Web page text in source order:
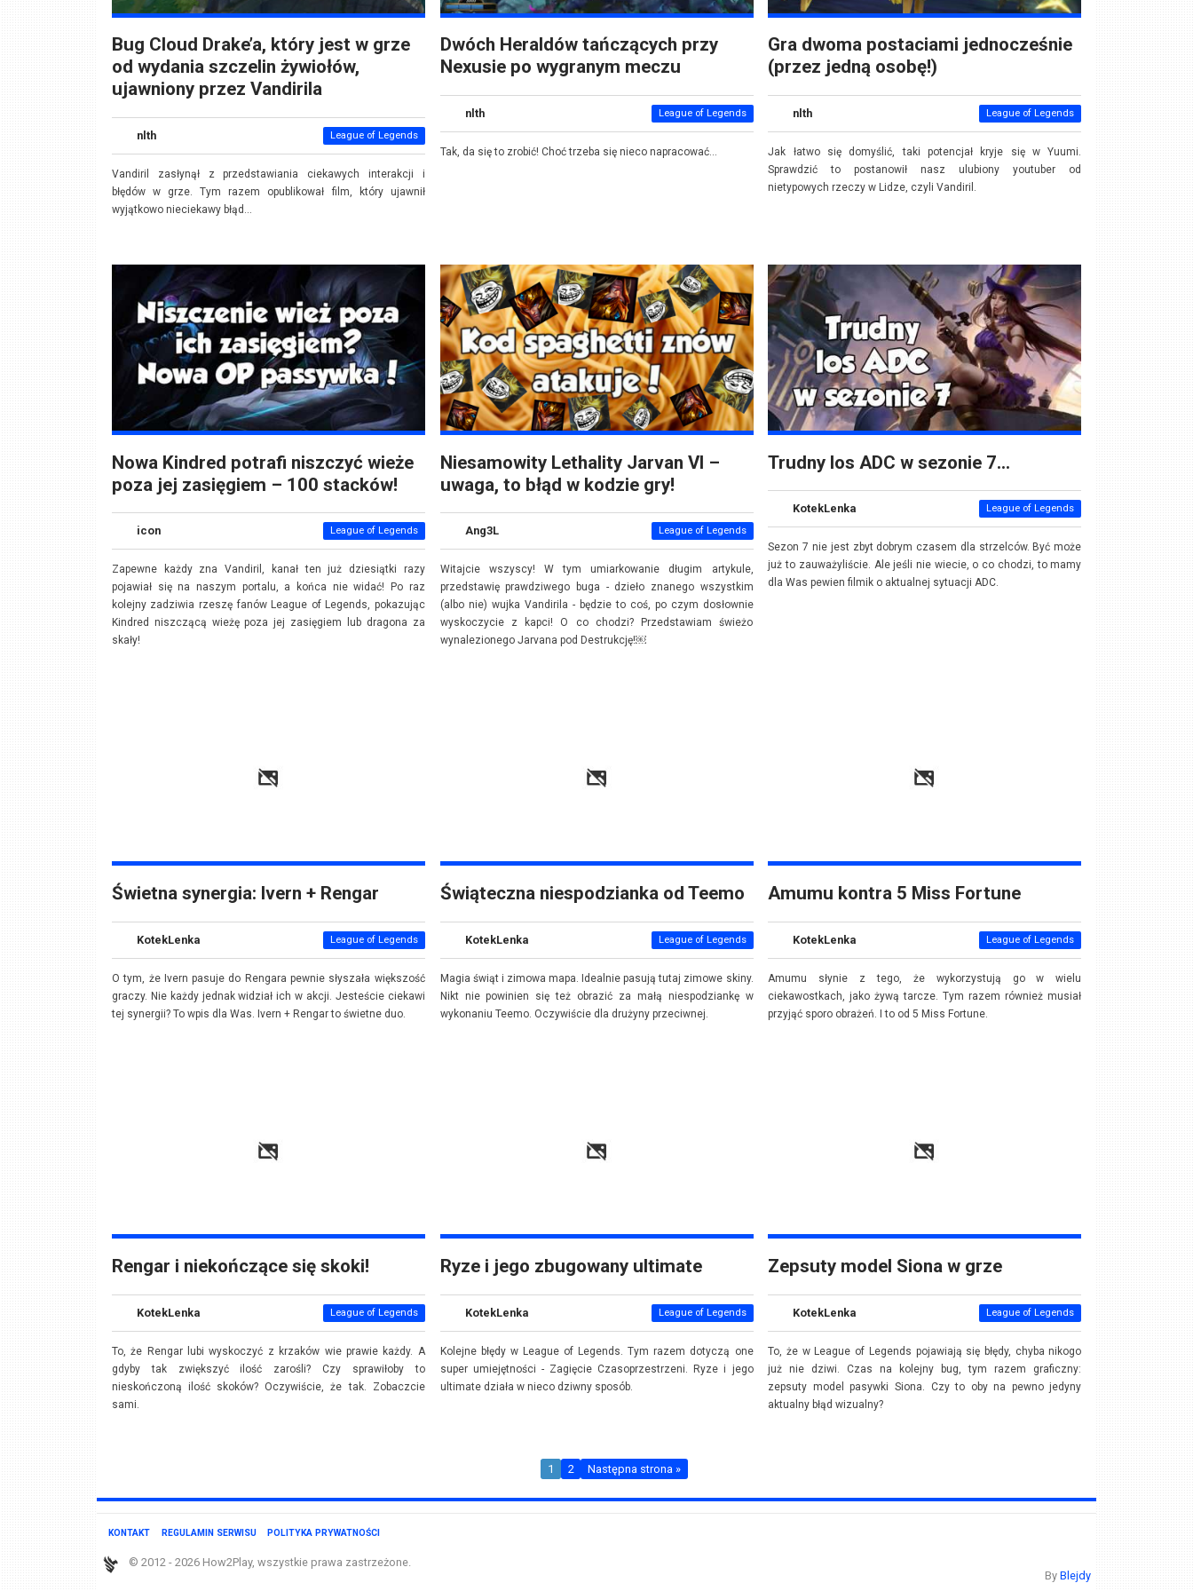
Bug Cloud Drake’a, który jest w grze
od wydania szczelin żywiołów,
ujawniony przez Vandirila
nlth League of Legends
Vandiril zasłynął z przedstawiania ciekawych interakcji i
błędów w grze. Tym razem opublikował film, który ujawnił
wyjątkowo nieciekawy błąd...
Dwóch Heraldów tańczących przy
Nexusie po wygranym meczu
nlth League of Legends
Tak, da się to zrobić! Choć trzeba się nieco napracować...
Gra dwoma postaciami jednocześnie
(przez jedną osobę!)
nlth League of Legends
Jak łatwo się domyślić, taki potencjał kryje się w Yuumi.
Sprawdzić to postanowił nasz ulubiony youtuber od
nietypowych rzeczy w Lidze, czyli Vandiril.
Nowa Kindred potrafi niszczyć wieże
poza jej zasięgiem – 100 stacków!
icon League of Legends
Zapewne każdy zna Vandiril, kanał ten już dziesiątki razy
pojawiał się na naszym portalu, a końca nie widać! Po raz
kolejny zadziwia rzeszę fanów League of Legends, pokazując
Kindred niszczącą wieżę poza jej zasięgiem lub dragona za
skały!
Niesamowity Lethality Jarvan VI –
uwaga, to błąd w kodzie gry!
Ang3L League of Legends
Witajcie wszyscy! W tym umiarkowanie długim artykule,
przedstawię prawdziwego buga - dzieło znanego wszystkim
(albo nie) wujka Vandirila - będzie to coś, po czym dosłownie
wyskoczycie z kapci! O co chodzi? Przedstawiam świeżo
wynalezionego Jarvana pod Destrukcję!￼
Trudny los ADC w sezonie 7…
KotekLenka League of Legends
Sezon 7 nie jest zbyt dobrym czasem dla strzelców. Być może
już to zauważyliście. Ale jeśli nie wiecie, o co chodzi, to mamy
dla Was pewien filmik o aktualnej sytuacji ADC.
Świetna synergia: Ivern + Rengar
KotekLenka League of Legends
O tym, że Ivern pasuje do Rengara pewnie słyszała większość
graczy. Nie każdy jednak widział ich w akcji. Jesteście ciekawi
tej synergii? To wpis dla Was. Ivern + Rengar to świetne duo.
Świąteczna niespodzianka od Teemo
KotekLenka League of Legends
Magia świąt i zimowa mapa. Idealnie pasują tutaj zimowe skiny.
Nikt nie powinien się też obrazić za małą niespodziankę w
wykonaniu Teemo. Oczywiście dla drużyny przeciwnej.
Amumu kontra 5 Miss Fortune
KotekLenka League of Legends
Amumu słynie z tego, że wykorzystują go w wielu
ciekawostkach, jako żywą tarcze. Tym razem również musiał
przyjąć sporo obrażeń. I to od 5 Miss Fortune.
Rengar i niekończące się skoki!
KotekLenka League of Legends
To, że Rengar lubi wyskoczyć z krzaków wie prawie każdy. A
gdyby tak zwiększyć ilość zarośli? Czy sprawiłoby to
nieskończoną ilość skoków? Oczywiście, że tak. Zobaczcie
sami.
Ryze i jego zbugowany ultimate
KotekLenka League of Legends
Kolejne błędy w League of Legends. Tym razem dotyczą one
super umiejętności - Zagięcie Czasoprzestrzeni. Ryze i jego
ultimate działa w nieco dziwny sposób.
Zepsuty model Siona w grze
KotekLenka League of Legends
To, że w League of Legends pojawiają się błędy, chyba nikogo
już nie dziwi. Czas na kolejny bug, tym razem graficzny:
zepsuty model pasywki Siona. Czy to oby na pewno jedyny
aktualny błąd wizualny?
1 2 Następna strona »
KONTAKT REGULAMIN SERWISU POLITYKA PRYWATNOŚCI
© 2012 - 2026 How2Play, wszystkie prawa zastrzeżone.
By Blejdy